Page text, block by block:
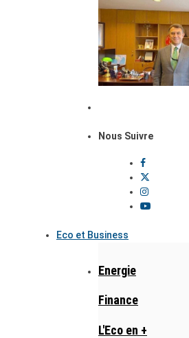
Nous Suivre
Eco et Business
Energie
Finance
L'Eco en +